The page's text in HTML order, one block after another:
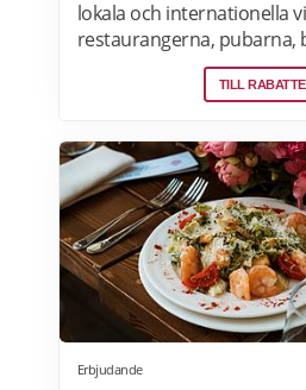
lokala och internationella
restaurangerna, pubarna,
vingårdarna som erbjuder
privata vinprovningar för
Goteborg, Uppsala och
Sverige. Läs mer om
Afterworken.se.
TILL
Erbjudande